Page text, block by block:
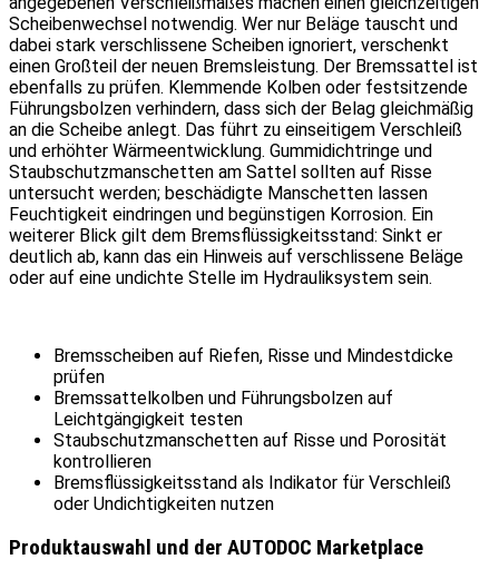
Scheibenwechsel notwendig. Wer nur Beläge tauscht und
dabei stark verschlissene Scheiben ignoriert, verschenkt
einen Großteil der neuen Bremsleistung. Der Bremssattel ist
ebenfalls zu prüfen. Klemmende Kolben oder festsitzende
Führungsbolzen verhindern, dass sich der Belag gleichmäßig
an die Scheibe anlegt. Das führt zu einseitigem Verschleiß
und erhöhter Wärmeentwicklung. Gummidichtringe und
Staubschutzmanschetten am Sattel sollten auf Risse
untersucht werden; beschädigte Manschetten lassen
Feuchtigkeit eindringen und begünstigen Korrosion. Ein
weiterer Blick gilt dem Bremsflüssigkeitsstand: Sinkt er
deutlich ab, kann das ein Hinweis auf verschlissene Beläge
oder auf eine undichte Stelle im Hydrauliksystem sein.
Bremsscheiben auf Riefen, Risse und Mindestdicke
prüfen
Bremssattelkolben und Führungsbolzen auf
Leichtgängigkeit testen
Staubschutzmanschetten auf Risse und Porosität
kontrollieren
Bremsflüssigkeitsstand als Indikator für Verschleiß
oder Undichtigkeiten nutzen
Produktauswahl und der AUTODOC Marketplace